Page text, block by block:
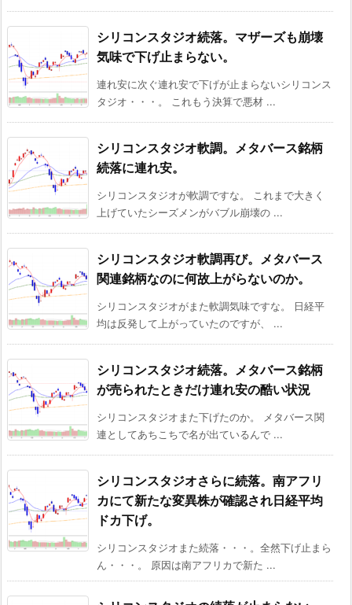
シリコンスタジオ続落。マザーズも崩壊
気味で下げ止まらない。
連れ安に次ぐ連れ安で下げが止まらないシリコンス
タジオ・・・。 これもう決算で悪材 ...
シリコンスタジオ軟調。メタバース銘柄
続落に連れ安。
シリコンスタジオが軟調ですな。 これまで大きく
上げていたシーズメンがバブル崩壊の ...
シリコンスタジオ軟調再び。メタバース
関連銘柄なのに何故上がらないのか。
シリコンスタジオがまた軟調気味ですな。 日経平
均は反発して上がっていたのですが、 ...
シリコンスタジオ続落。メタバース銘柄
が売られたときだけ連れ安の酷い状況
シリコンスタジオまた下げたのか。 メタバース関
連としてあちこちで名が出ているんで ...
シリコンスタジオさらに続落。南アフリ
カにて新たな変異株が確認され日経平均
ドカ下げ。
シリコンスタジオまた続落・・・。全然下げ止まら
ん・・・。 原因は南アフリカで新た ...